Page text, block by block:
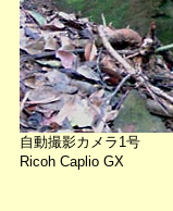
自動撮影カメラ1号
Ricoh Caplio GX